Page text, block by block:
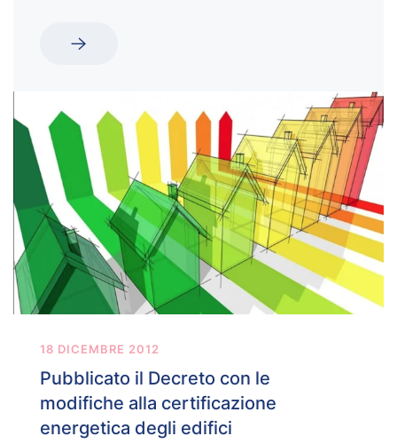
18 DICEMBRE 2012
Pubblicato il Decreto con le
modifiche alla certificazione
energetica degli edifici